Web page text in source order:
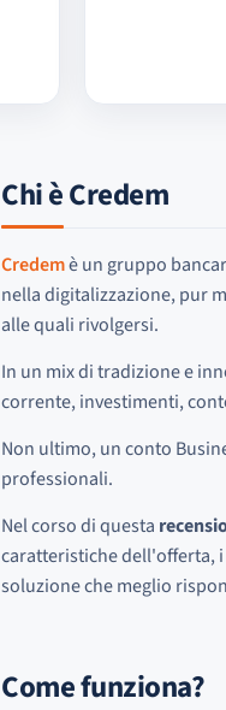
Chi è Credem
Credemè un gruppo
nella digitalizzazione, pur
alle quali rivolgersi.
In un mix di tradizione e
corrente, investimenti,
Non ultimo, un conto
professionali.
Nel corso di questa
caratteristiche dell'offerta,
soluzione che meglio
Come funziona?